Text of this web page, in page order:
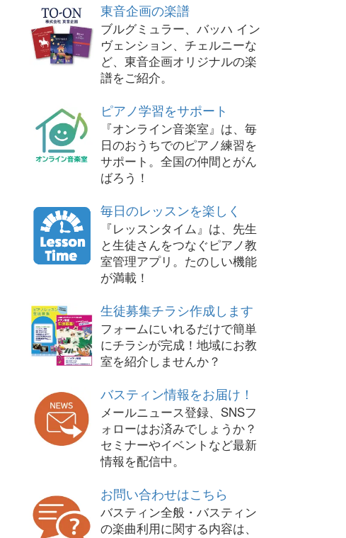
東音企画の楽譜
ブルグミュラー、バッハ イン
ヴェンション、チェルニーな
ど、東音企画オリジナルの楽
譜をご紹介。
ピアノ学習をサポート
『オンライン音楽室』は、毎
日のおうちでのピアノ練習を
サポート。全国の仲間とがん
ばろう！
毎日のレッスンを楽しく
『レッスンタイム』は、先生
と生徒さんをつなぐピアノ教
室管理アプリ。たのしい機能
が満載！
生徒募集チラシ作成します
フォームにいれるだけで簡単
にチラシが完成！地域にお教
室を紹介しませんか？
バスティン情報をお届け！
メールニュース登録、SNSフ
ォローはお済みでしょうか？
セミナーやイベントなど最新
情報を配信中。
お問い合わせはこちら
バスティン全般・バスティン
の楽曲利用に関する内容は、